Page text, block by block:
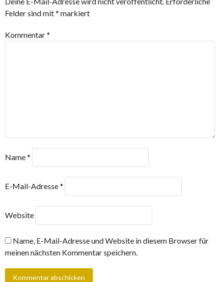
Felder sind mit* markiert
Kommentar*
Name*
E-Mail-Adresse*
Website
Name, E-Mail-Adresse und Website in diesem Browser für
meinen nächsten Kommentar speichern.